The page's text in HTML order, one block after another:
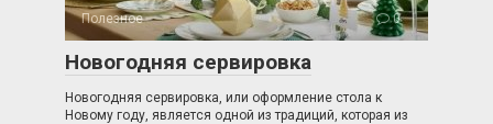
Полезное 0
Новогодняя сервировка
Новогодняя сервировка, или оформление стола к
Новому году, является одной из традиций, которая из